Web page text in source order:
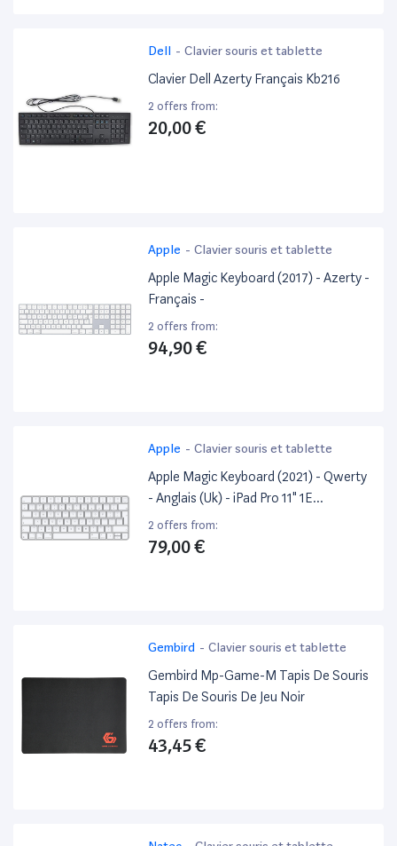
Dell - Clavier souris et tablette
Clavier Dell Azerty Français Kb216
2 offers from:
20,00 €
Apple - Clavier souris et tablette
Apple Magic Keyboard (2017) - Azerty -
Français -
2 offers from:
94,90 €
Apple - Clavier souris et tablette
Apple Magic Keyboard (2021) - Qwerty
- Anglais (Uk) - iPad Pro 11" 1E
Génération / iPad Pro 11" 2E
Génération
2 offers from:
79,00 €
Gembird - Clavier souris et tablette
Gembird Mp-Game-M Tapis De Souris
Tapis De Souris De Jeu Noir
2 offers from:
43,45 €